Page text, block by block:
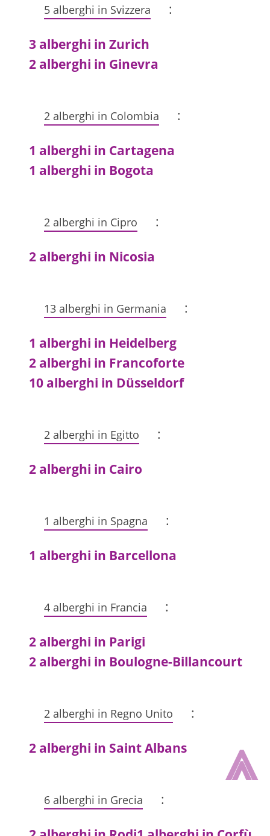
5 alberghi in Svizzera :
3 alberghi in Zurich
2 alberghi in Ginevra
2 alberghi in Colombia :
1 alberghi in Cartagena
1 alberghi in Bogota
2 alberghi in Cipro :
2 alberghi in Nicosia
13 alberghi in Germania :
1 alberghi in Heidelberg
2 alberghi in Francoforte
10 alberghi in Düsseldorf
2 alberghi in Egitto :
2 alberghi in Cairo
1 alberghi in Spagna :
1 alberghi in Barcellona
4 alberghi in Francia :
2 alberghi in Parigi
2 alberghi in Boulogne-Billancourt
2 alberghi in Regno Unito :
2 alberghi in Saint Albans
6 alberghi in Grecia :
⩓